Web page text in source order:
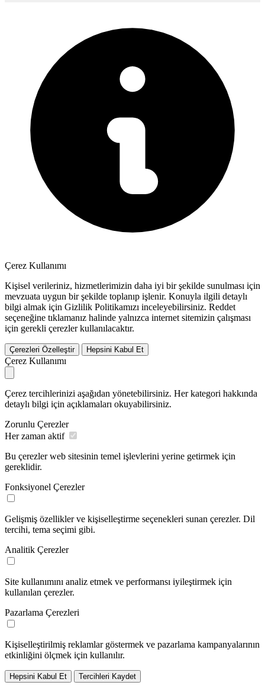
Çerez Kullanımı
Kişisel verileriniz, hizmetlerimizin daha iyi bir şekilde sunulması için
mevzuata uygun bir şekilde toplanıp işlenir. Konuyla ilgili detaylı
bilgi almak için Gizlilik Politikamızı inceleyebilirsiniz. Reddet
seçeneğine tıklamanız halinde yalnızca internet sitemizin çalışması
için gerekli çerezler kullanılacaktır.
Çerezleri Özelleştir Hepsini Kabul Et
Çerez Kullanımı
Çerez tercihlerinizi aşağıdan yönetebilirsiniz. Her kategori hakkında
detaylı bilgi için açıklamaları okuyabilirsiniz.
Zorunlu Çerezler
Her zaman aktif
Bu çerezler web sitesinin temel işlevlerini yerine getirmek için
gereklidir.
Fonksiyonel Çerezler
Gelişmiş özellikler ve kişiselleştirme seçenekleri sunan çerezler. Dil
tercihi, tema seçimi gibi.
Analitik Çerezler
Site kullanımını analiz etmek ve performansı iyileştirmek için
kullanılan çerezler.
Pazarlama Çerezleri
Kişiselleştirilmiş reklamlar göstermek ve pazarlama kampanyalarının
etkinliğini ölçmek için kullanılır.
Hepsini Kabul Et Tercihleri Kaydet